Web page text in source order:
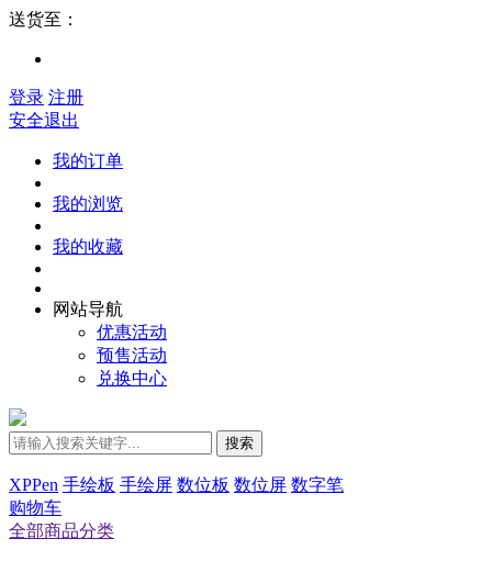
送货至：
登录 注册
安全退出
我的订单
我的浏览
我的收藏
网站导航
优惠活动
预售活动
兑换中心
搜索
XPPen 手绘板 手绘屏 数位板 数位屏 数字笔
购物车
全部商品分类